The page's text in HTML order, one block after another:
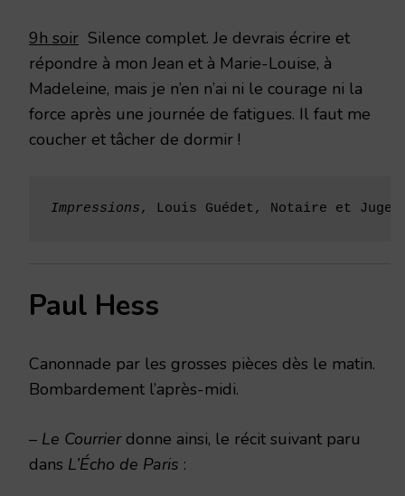
9h soir Silence complet. Je devrais écrire et
répondre à mon Jean et à Marie-Louise, à
Madeleine, mais je n’en n’ai ni le courage ni la
force après une journée de fatigues. Il faut me
coucher et tâcher de dormir !
Impressions, Louis Guédet, Notaire et
Paul Hess
Canonnade par les grosses pièces dès le matin.
Bombardement l’après-midi.
– Le Courrierdonne ainsi, le récit suivant paru
dans L’Écho de Paris :